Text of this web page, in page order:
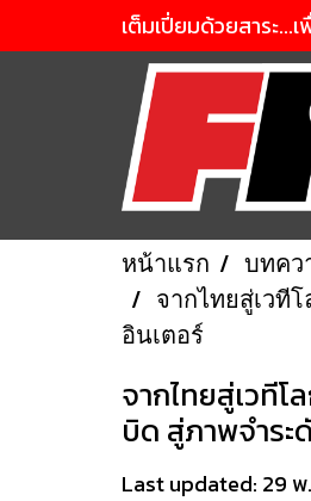
เต็มเปี่ยมด้วยสาระ...
หน้าแรก บทคว
จากไทยสู่เวที
อินเตอร์
จากไทยสู่เวที
บิด สู่ภาพจำระ
Last updated: 29